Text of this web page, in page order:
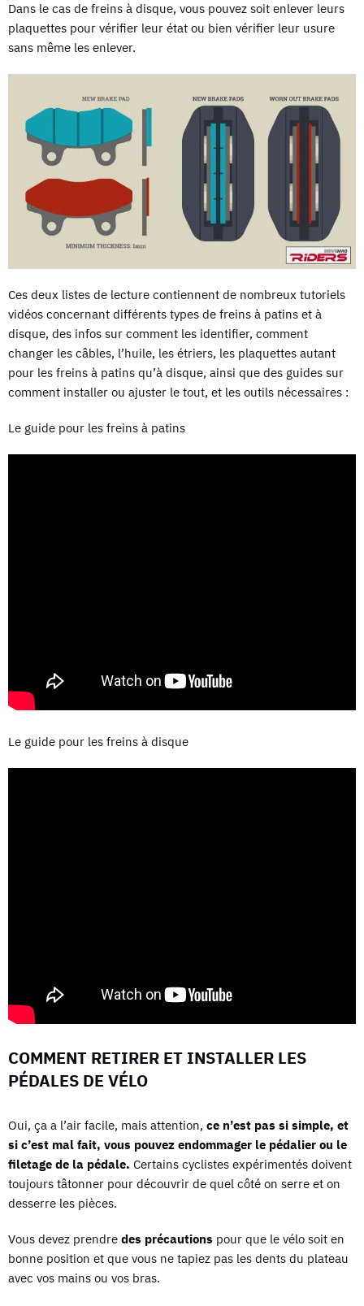
Dans le cas de freins à disque, vous pouvez soit enlever leurs
plaquettes pour vérifier leur état ou bien vérifier leur usure
sans même les enlever.
Ces deux listes de lecture contiennent de nombreux tutoriels
vidéos concernant différents types de freins à patins et à
disque, des infos sur comment les identifier, comment
changer les câbles, l’huile, les étriers, les plaquettes autant
pour les freins à patins qu’à disque, ainsi que des guides sur
comment installer ou ajuster le tout, et les outils nécessaires :
Le guide pour les freins à patins
Le guide pour les freins à disque
COMMENT RETIRER ET INSTALLER LES
PÉDALES DE VÉLO
Oui, ça a l’air facile, mais attention, ce n’est pas si simple, et
si c’est mal fait, vous pouvez endommager le pédalier ou le
filetage de la pédale. Certains cyclistes expérimentés doivent
toujours tâtonner pour découvrir de quel côté on serre et on
desserre les pièces.
Vous devez prendre des précautions pour que le vélo soit en
bonne position et que vous ne tapiez pas les dents du plateau
avec vos mains ou vos bras.